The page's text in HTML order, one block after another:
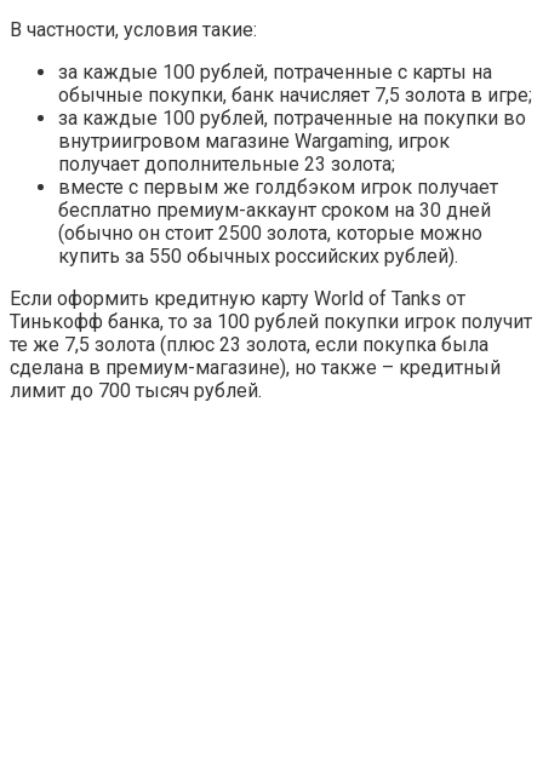
В частности, условия такие:
за каждые 100 рублей, потраченные с карты на
обычные покупки, банк начисляет 7,5 золота в игре;
за каждые 100 рублей, потраченные на покупки во
внутриигровом магазине Wargaming, игрок
получает дополнительные 23 золота;
вместе с первым же голдбэком игрок получает
бесплатно премиум-аккаунт сроком на 30 дней
(обычно он стоит 2500 золота, которые можно
купить за 550 обычных российских рублей).
Если оформить кредитную карту World of Tanks от
Тинькофф банка, то за 100 рублей покупки игрок получит
те же 7,5 золота (плюс 23 золота, если покупка была
сделана в премиум-магазине), но также – кредитный
лимит до 700 тысяч рублей.